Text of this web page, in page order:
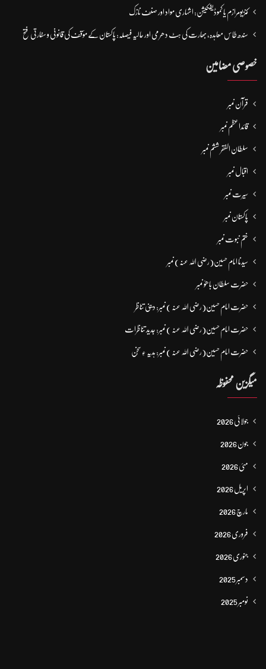
کنزیومرازم یا کموڈیفکیشن: اشہاری مواد اور صنف نازک
سندھ طاس معاہدہ، بھارت کی ہٹ دھرمی اور حالیہ فیصلہ: پاکستان کے مؤقف کی قانونی و سفارتی فتح
خصوصی مضامین
قرآن نمبر
قائداعظم نمبر
سلطان الفقر ششم نمبر
اقبال نمبر
سیرت نمبر
پاکستان نمبر
ختم نبوت نمبر
سیدنا امام حسین(رضی اللہ عنہ) نمبر
حضرت سلطان باھوؒ نمبر
حضرت امام حسین(رضی اللہ عنہ ) نمبر: دینی تناظر
حضرت امام حسین(رضی اللہ عنہ ) نمبر: جدید تناظرات
حضرت امام حسین(رضی اللہ عنہ ) نمبر: ہدیہ ءِ سُخن
میگزین محفوظہ
جولائی 2026
جون 2026
مئی 2026
اپریل 2026
مارچ 2026
فروری 2026
جنوری 2026
دسمبر 2025
نومبر 2025